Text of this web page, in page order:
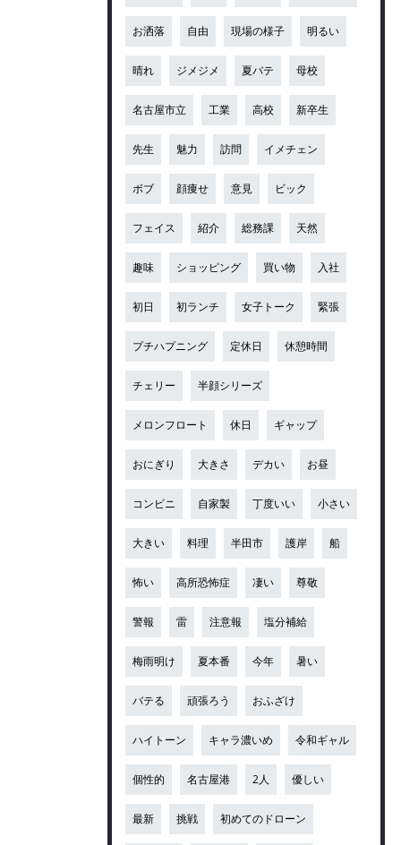
お洒落 自由 現場の様子 明るい
晴れ ジメジメ 夏バテ 母校
名古屋市立 工業 高校 新卒生
先生 魅力 訪問 イメチェン
ボブ 顔痩せ 意見 ビック
フェイス 紹介 総務課 天然
趣味 ショッピング 買い物 入社
初日 初ランチ 女子トーク 緊張
プチハプニング 定休日 休憩時間
チェリー 半顔シリーズ
メロンフロート 休日 ギャップ
おにぎり 大きさ デカい お昼
コンビニ 自家製 丁度いい 小さい
大きい 料理 半田市 護岸 船
怖い 高所恐怖症 凄い 尊敬
警報 雷 注意報 塩分補給
梅雨明け 夏本番 今年 暑い
バテる 頑張ろう おふざけ
ハイトーン キャラ濃いめ 令和ギャル
個性的 名古屋港 2人 優しい
最新 挑戦 初めてのドローン